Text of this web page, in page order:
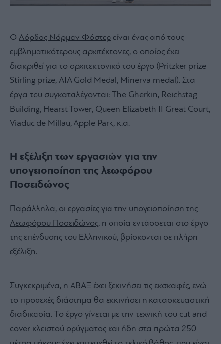
Ο Λόρδος Νόρμαν Φόστερ είναι ένας από τους
εμβληματικότερους αρχιτέκτονες, ο οποίος έχει
διακριθεί για το αρχιτεκτονικό του έργο (Pritzker prize
Stirling prize, AIA Gold Medal, Minerva medal). Στα
έργα του συγκαταλέγονται: The Gherkin, Reichstag
Building, Hearst Tower, Queen Elizabeth II Great Court,
Viaduc de Millau, Apple Park, κ.α.
Η εξέλιξη των εργασιών για την
υπογειοποίηση της λεωφόρου
Ποσειδώνος
Παράλληλα, οι εργασίες για την υπογειοποίηση της
Λεωφόρου Ποσειδώνος, η οποία εντάσσεται στο έργο
της επένδυσης του Ελληνικού, βρίσκονται σε πλήρη
εξέλιξη.
Συγκεκριμένα, η ΑΒΑΞ έχει ξεκινήσει τις εκσκαφές, ενώ
το προσεχές διάστημα θα εκκινήσει η κατασκευαστική
διαδικασία. Το έργο γίνεται με την τεχνική του cut and
cover κλειστού ορύγματος και ήδη στα πρώτα 250